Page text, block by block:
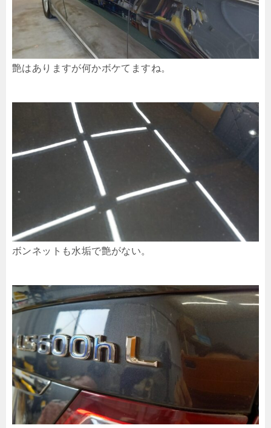
艶はありますが何かボケてますね。
ボンネットも水垢で艶がない。